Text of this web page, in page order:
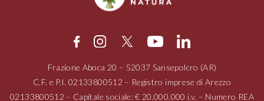
Frazione Aboca 20 – 52037 Sansepolcro (AR)
C.F. e P.I.02133800512 – Registro imprese di Arezzo
02133800512 – Capitale sociale: € 20.000.000 i.v. – Numero REA